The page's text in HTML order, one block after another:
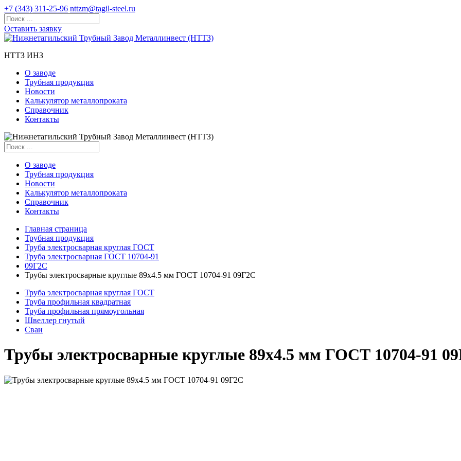
+7 (343) 311-25-96 nttzm@tagil-steel.ru
Оставить заявку
НТТЗ ИНЗ
О заводе
Трубная продукция
Новости
Калькулятор металлопроката
Справочник
Контакты
О заводе
Трубная продукция
Новости
Калькулятор металлопроката
Справочник
Контакты
Главная страница
Трубная продукция
Труба электросварная круглая ГОСТ
Труба электросварная ГОСТ 10704-91
09Г2С
Трубы электросварные круглые 89x4.5 мм ГОСТ 10704-91 09Г2С
Труба электросварная круглая ГОСТ
Труба профильная квадратная
Труба профильная прямоугольная
Швеллер гнутый
Сваи
Трубы электросварные круглые 89x4.5 мм ГОСТ 10704-91